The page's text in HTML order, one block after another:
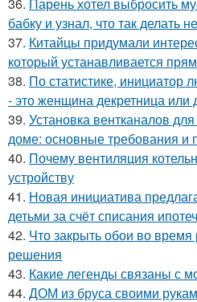
бабку и узнал, что так делать
37. Китайцы придумали
который устанавливается
38. По статистике, инициатор
- это женщина декретница или
39. Установка вентканалов
доме: основные требования и
40. Почему вентиляция
устройству
41. Новая инициатива
детьми за счёт списания
42. Что закрыть обои во
решения
43. Какие легенды связаны с
44. ДОМ из бруса своими